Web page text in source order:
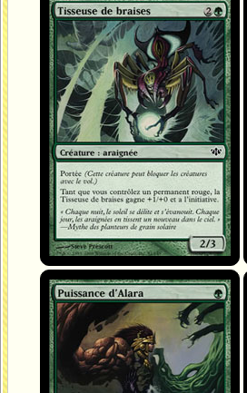
Tisseuse de braises
Puissance d'Alara